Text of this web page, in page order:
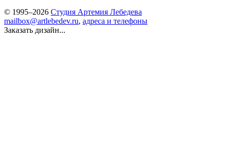
© 1995–2026 Студия Артемия Лебедева
mailbox@artlebedev.ru, адреса и телефоны
Заказать дизайн...